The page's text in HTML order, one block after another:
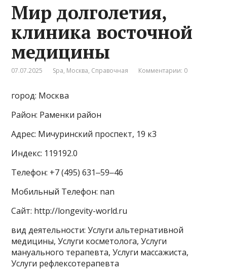
Мир долголетия,
клиника восточной
медицины
07.07.2025 Spa, Москва, Справочная Комментарии: 0
город: Москва
Район: Раменки район
Адрес: Мичуринский проспект, 19 к3
Индекс: 119192.0
Телефон: +7 (495) 631‒59‒46
Мобильный Телефон: nan
Сайт: http://longevity-world.ru
вид деятельности: Услуги альтернативной
медицины, Услуги косметолога, Услуги
мануального терапевта, Услуги массажиста,
Услуги рефлексотерапевта